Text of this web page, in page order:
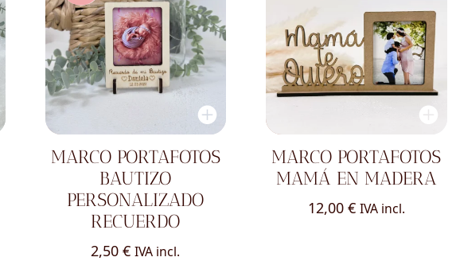
MARCO PORTAFOTOS
BAUTIZO
PERSONALIZADO
RECUERDO
2,50€ IVA incl.
MARCO PORTAFOTOS
MAMÁ EN MADERA
12,00 € IVA incl.